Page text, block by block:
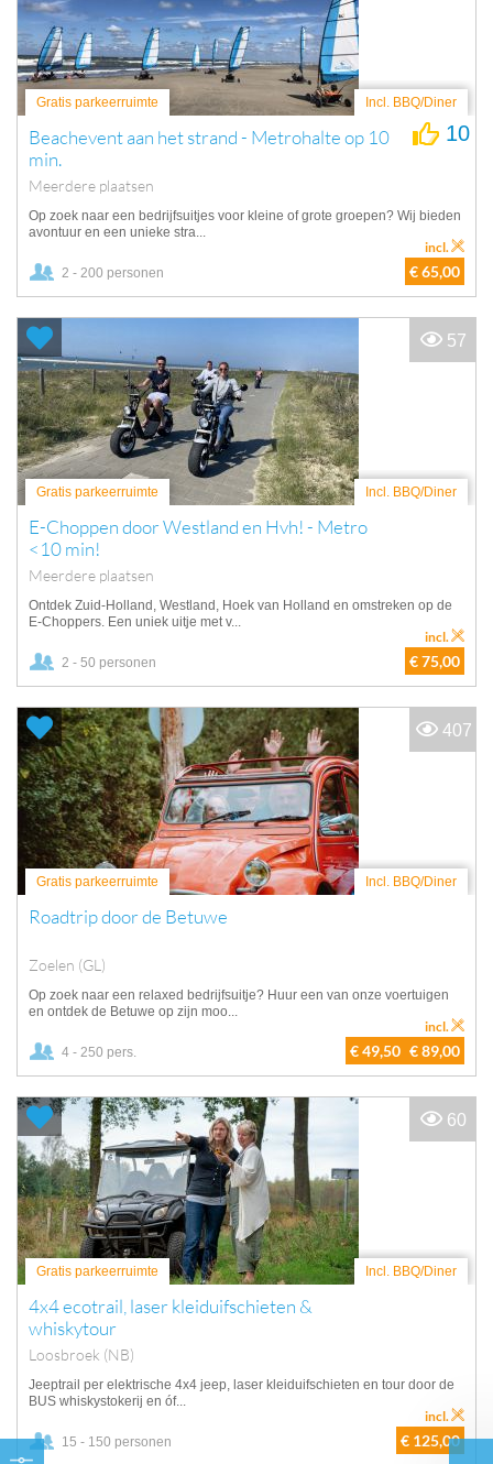
Gratis parkeerruimte Incl. BBQ/Diner
Beachevent aan het strand - Metrohalte op 10
min.
Meerdere plaatsen
10
Op zoek naar een bedrijfsuitjes voor kleine of grote groepen? Wij bieden
avontuur en een unieke stra...
2 - 200 personen € 65,00
incl.
Gratis parkeerruimte Incl. BBQ/Diner
E-Choppen door Westland en Hvh! - Metro
<10 min!
Meerdere plaatsen
Ontdek Zuid-Holland, Westland, Hoek van Holland en omstreken op de
E-Choppers. Een uniek uitje met v...
2 - 50 personen € 75,00
incl.
57
Gratis parkeerruimte Incl. BBQ/Diner
Roadtrip door de Betuwe
Zoelen (GL)
Op zoek naar een relaxed bedrijfsuitje? Huur een van onze voertuigen
en ontdek de Betuwe op zijn moo...
4 - 250 pers. € 49,50 € 89,00
incl.
407
Gratis parkeerruimte Incl. BBQ/Diner
4x4 ecotrail, laser kleiduifschieten &
whiskytour
Loosbroek (NB)
Jeeptrail per elektrische 4x4 jeep, laser kleiduifschieten en tour door de
BUS whiskystokerij en óf...
15 - 150 personen € 125,00
incl.
60